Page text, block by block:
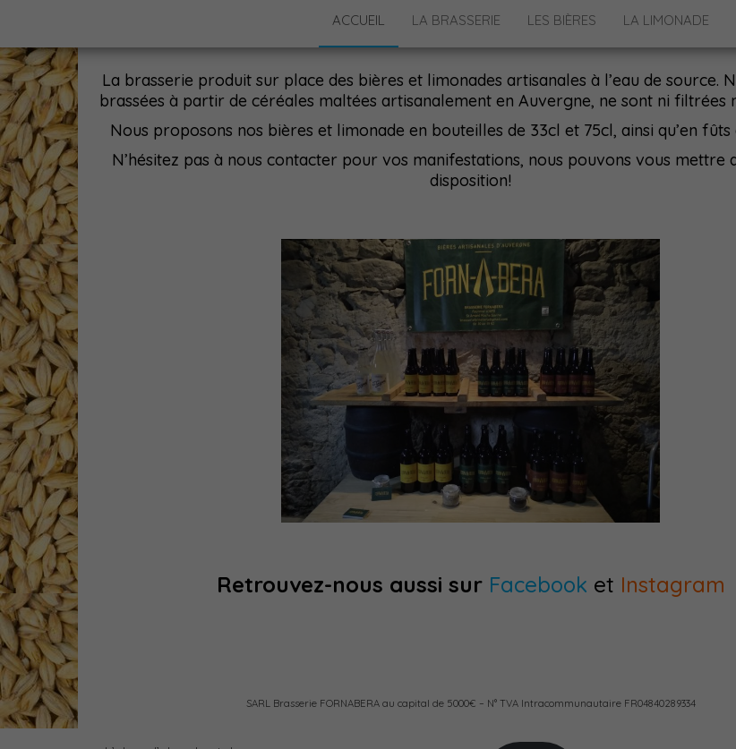
BRASSERIE FORNABERA
Fabrique de bières et limonades artisanales Bio en Livradois-Forez
ACCUEIL LA BRASSERIE LES BIÈRES LA LIMONADE
La brasserie produit sur place des bières et limonades artisanales à l’eau de source.
brassées à partir de céréales maltées artisanalement en Auvergne, ne sont ni filtrées
Nous proposons nos bières et limonade en bouteilles de 33cl et 75cl, ainsi qu’en fûts
N’hésitez pas à nous contacter pour vos manifestations, nous pouvons vous mettre
disposition!
Retrouvez-nous aussi sur Facebook et Instagram
SARL Brasserie FORNABERA au capital de 5000€ – N° TVA Intracommunautaire FR04840289334